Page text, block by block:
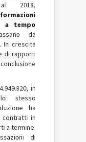
2018,
a tempo
da
In crescita
di rapporti
in
stesso
ha
contratti in
a termine.
di